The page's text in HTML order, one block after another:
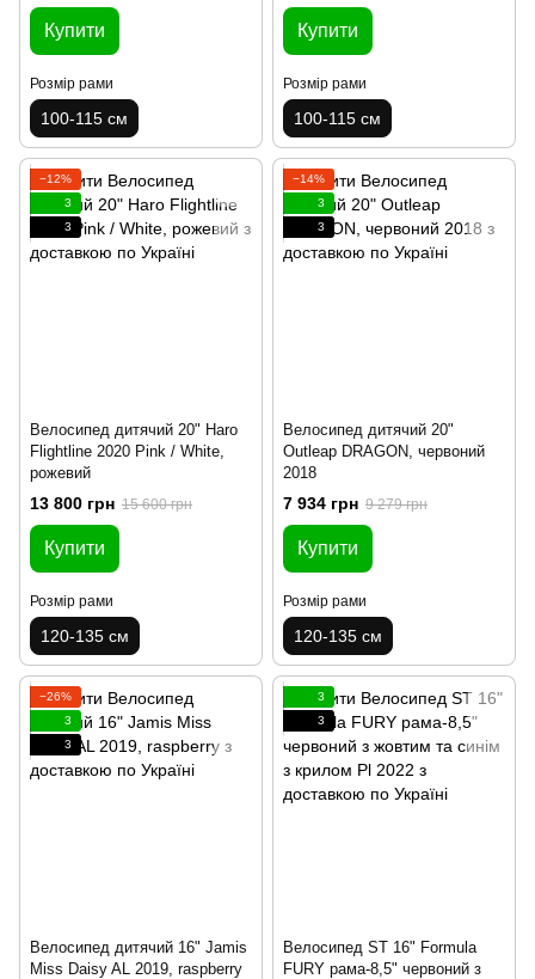
Купити
Розмір рами
100-115 см
Купити
Розмір рами
100-115 см
−12%
3
3
Велосипед дитячий 20" Haro
Flightline 2020 Pink / White,
рожевий
13 800 грн 15 600 грн
Купити
Розмір рами
120-135 см
−14%
3
3
Велосипед дитячий 20"
Outleap DRAGON, червоний
2018
7 934 грн 9 279 грн
Купити
Розмір рами
120-135 см
−26%
3
3
Велосипед дитячий 16" Jamis
Miss Daisy AL 2019, raspberry
3
3
Велосипед ST 16" Formula
FURY рама-8,5" червоний з